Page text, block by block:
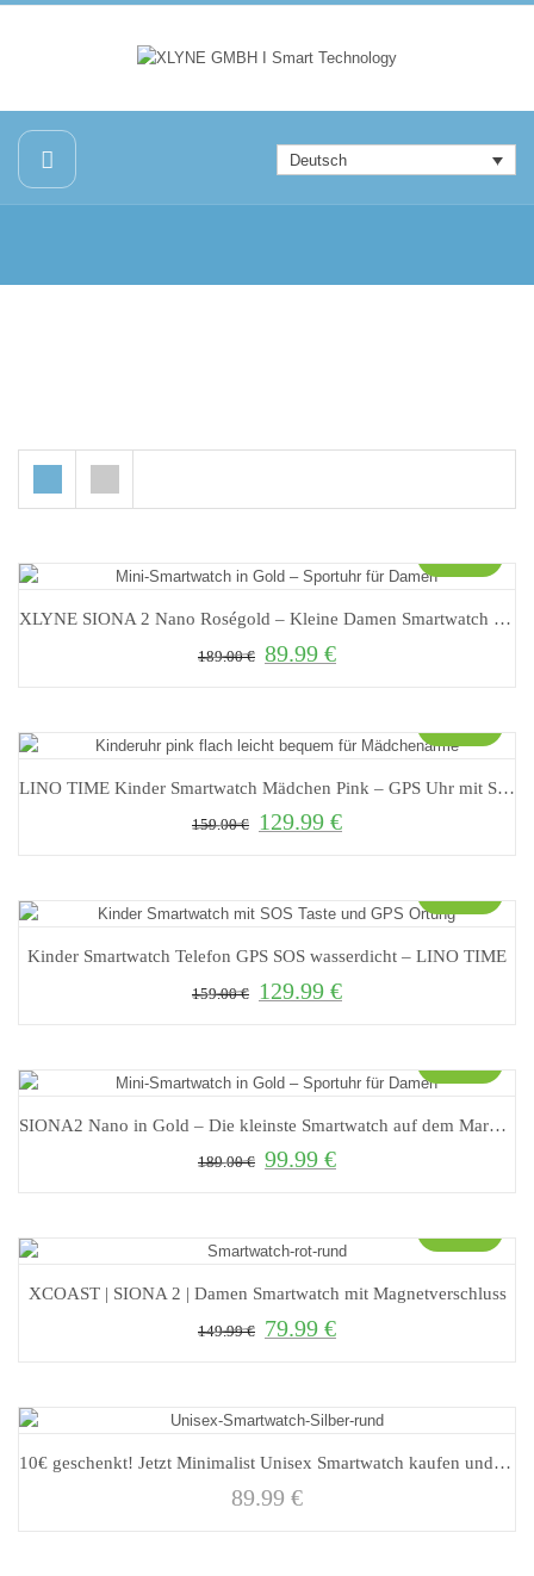
Deutsch
XLYNE SIONA 2 Nano Roségold – Kleine Damen Smartwatch mit Telefonfunktion
189.00€ Ursprünglicher Preis war: 189.00 €
89.99 €Aktueller Preis ist: 89.99 €.
LINO TIME Kinder Smartwatch Mädchen Pink – GPS Uhr mit SOS Notruf & Telefonfunktion
159.00€ Ursprünglicher Preis war: 159.00 €
129.99 €Aktueller Preis ist: 129.99 €.
Kinder Smartwatch Telefon GPS SOS wasserdicht – LINO TIME
159.00€ Ursprünglicher Preis war: 159.00 €
129.99 €Aktueller Preis ist: 129.99 €.
SIONA2 Nano in Gold – Die kleinste Smartwatch auf dem Markt mit analogem Look
189.00€ Ursprünglicher Preis war: 189.00 €
99.99 €Aktueller Preis ist: 99.99 €.
XCOAST | SIONA 2 | Damen Smartwatch mit Magnetverschluss
149.99€ Ursprünglicher Preis war: 149.99 €
79.99 €Aktueller Preis ist: 79.99 €.
10€ geschenkt! Jetzt Minimalist Unisex Smartwatch kaufen und direkt sparen
89.99 €